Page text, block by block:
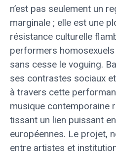
n’est pas seulement un
marginale ; elle est une
résistance culturelle
performers
sans cesse le voguing.
ses contrastes sociaux
à travers cette
musique contemporaine
tissant un lien puissant
européennes. Le projet,
entre artistes et